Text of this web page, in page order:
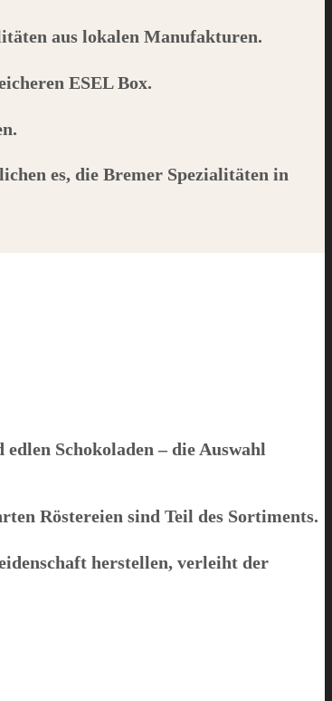
aus lokalen Manufakturen.
ESELBox.
es, die Bremer Spezialitäten in
Schokoladen – die Auswahl
Röstereien sind Teil des Sortiments.
herstellen, verleiht der